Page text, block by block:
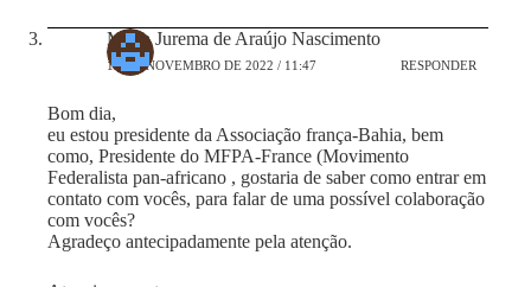
Maria Jurema de Araújo Nascimento
18 DE NOVEMBRO DE 2022 / 11:47 RESPONDER
Bom dia,
eu estou presidente da Associação frança-Bahia, bem
como, Presidente do MFPA-France (Movimento
Federalista pan-africano , gostaria de saber como entrar em
contato com vocês, para falar de uma possível colaboração
com vocês?
Agradeço antecipadamente pela atenção.